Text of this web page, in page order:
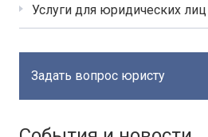
Услуги для юридических лиц
Задать вопрос юристу